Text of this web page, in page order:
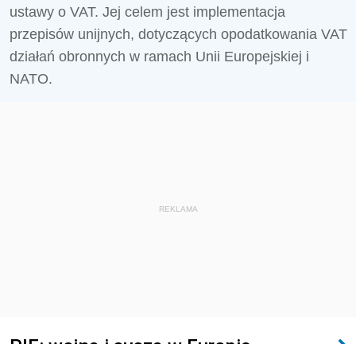
ustawy o VAT. Jej celem jest implementacja
przepisów unijnych, dotyczących opodatkowania VAT
działań obronnych w ramach Unii Europejskiej i
NATO.
REKLAMA